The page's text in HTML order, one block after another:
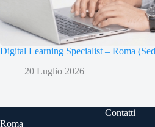
Digital Learning Specialist – Roma
20 Luglio 2026
Contatti
Roma